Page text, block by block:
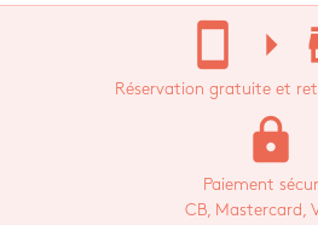
stay_current_portrait arrow_right
Réservation gratuite et
lock
Paiement
CB, Mastercard,